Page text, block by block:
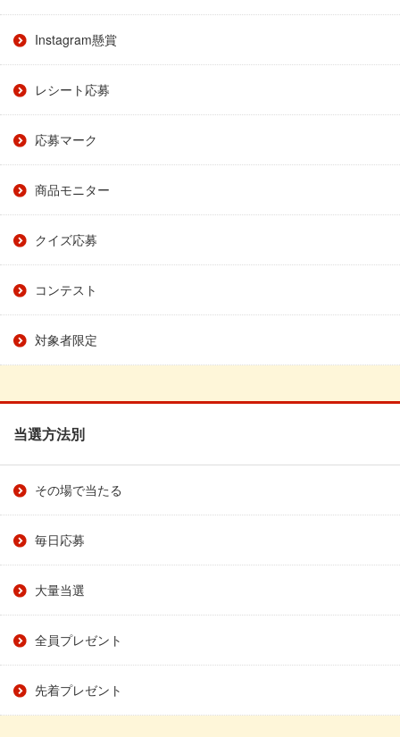
Instagram懸賞
レシート応募
応募マーク
商品モニター
クイズ応募
コンテスト
対象者限定
当選方法別
その場で当たる
毎日応募
大量当選
全員プレゼント
先着プレゼント